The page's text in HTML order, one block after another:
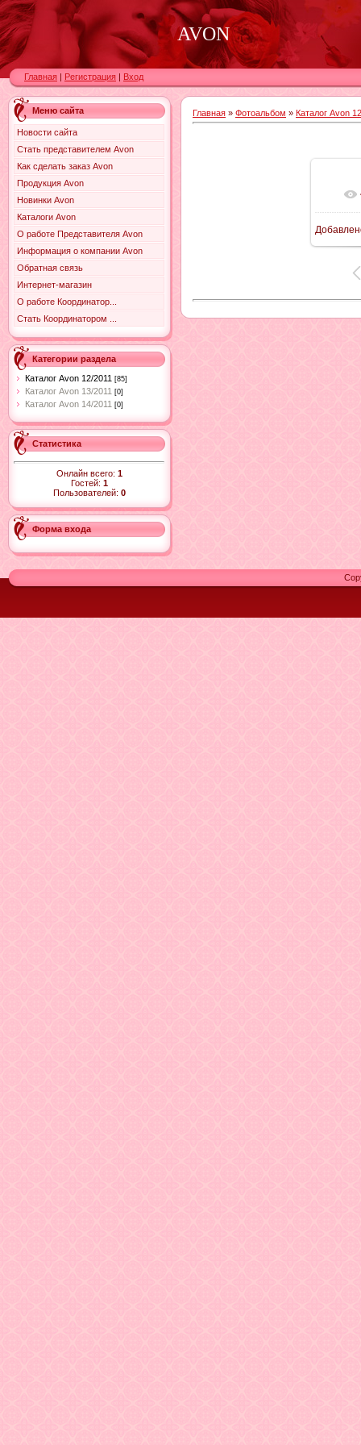
AVON
Главная | Регистрация | Вход
Меню сайта
Новости сайта
Стать представителем Avon
Как сделать заказ Avon
Продукция Avon
Новинки Avon
Каталоги Avon
О работе Представителя Avon
Информация о компании Avon
Обратная связь
Интернет-магазин
О работе Координатор...
Стать Координатором ...
Категории раздела
Каталог Avon 12/2011 [85]
Каталог Avon 13/2011 [0]
Каталог Avon 14/2011 [0]
Статистика
Онлайн всего: 1
Гостей: 1
Пользователей: 0
Форма входа
Главная » Фотоальбом » Каталог Avon